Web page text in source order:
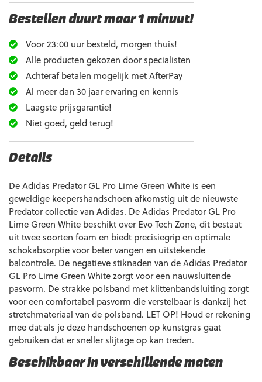
Bestellen duurt maar 1 minuut!
Voor 23:00 uur besteld, morgen thuis!
Alle producten gekozen door specialisten
Achteraf betalen mogelijk met AfterPay
Al meer dan 30 jaar ervaring en kennis
Laagste prijsgarantie!
Niet goed, geld terug!
Details
De Adidas Predator GL Pro Lime Green White is een
geweldige keepershandschoen afkomstig uit de nieuwste
Predator collectie van Adidas. De Adidas Predator GL Pro
Lime Green White beschikt over Evo Tech Zone, dit bestaat
uit twee soorten foam en biedt precisiegrip en optimale
schokabsorptie voor beter vangen en uitstekende
balcontrole. De negatieve stiknaden van de Adidas Predator
GL Pro Lime Green White zorgt voor een nauwsluitende
pasvorm. De strakke polsband met klittenbandsluiting zorgt
voor een comfortabel pasvorm die verstelbaar is dankzij het
stretchmateriaal van de polsband. LET OP! Houd er rekening
mee dat als je deze handschoenen op kunstgras gaat
gebruiken dat er sneller slijtage op kan treden.
Beschikbaar in verschillende maten